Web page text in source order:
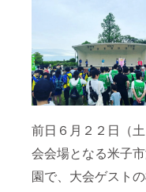
前日６月２２日（
会会場となる米子
園で、大会ゲスト